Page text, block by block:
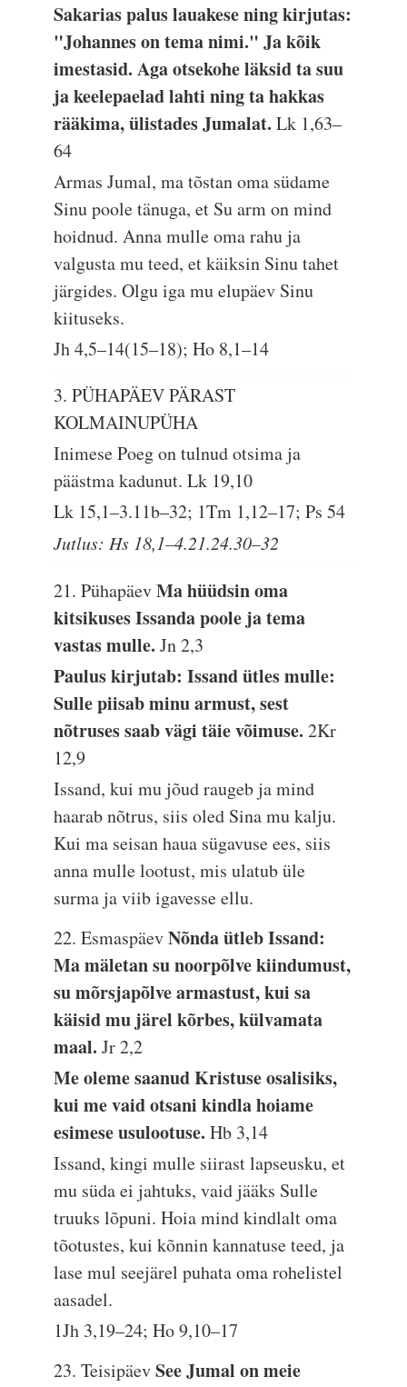
Sakarias palus lauakese ning kirjutas:
"Johannes on tema nimi." Ja kõik
imestasid. Aga otsekohe läksid ta suu
ja keelepaelad lahti ning ta hakkas
rääkima, ülistades Jumalat.Lk 1,63–
64
Armas Jumal, ma tõstan oma südame
Sinu poole tänuga, et Su arm on mind
hoidnud. Anna mulle oma rahu ja
valgusta mu teed, et käiksin Sinu tahet
järgides. Olgu iga mu elupäev Sinu
kiituseks.
Jh 4,5–14(15–18); Ho 8,1–14
3. PÜHAPÄEV PÄRAST
KOLMAINUPÜHA
Inimese Poeg on tulnud otsima ja
päästma kadunut.Lk 19,10
Lk 15,1–3.11b–32; 1Tm 1,12–17; Ps 54
Jutlus: Hs 18,1–4.21.24.30–32
21. PühapäevMa hüüdsin oma
kitsikuses Issanda poole ja tema
vastas mulle.Jn 2,3
Paulus kirjutab: Issand ütles mulle:
Sulle piisab minu armust, sest
nõtruses saab vägi täie võimuse.2Kr
12,9
Issand, kui mu jõud raugeb ja mind
haarab nõtrus, siis oled Sina mu kalju.
Kui ma seisan haua sügavuse ees, siis
anna mulle lootust, mis ulatub üle
surma ja viib igavesse ellu.
22. EsmaspäevNõnda ütleb Issand:
Ma mäletan su noorpõlve kiindumust,
su mõrsjapõlve armastust, kui sa
käisid mu järel kõrbes, külvamata
maal.Jr 2,2
Me oleme saanud Kristuse osalisiks,
kui me vaid otsani kindla hoiame
esimese usulootuse.Hb 3,14
Issand, kingi mulle siirast lapseusku, et
mu süda ei jahtuks, vaid jääks Sulle
truuks lõpuni. Hoia mind kindlalt oma
tõotustes, kui kõnnin kannatuse teed, ja
lase mul seejärel puhata oma rohelistel
aasadel.
1Jh 3,19–24; Ho 9,10–17
23. TeisipäevSee Jumal on meie